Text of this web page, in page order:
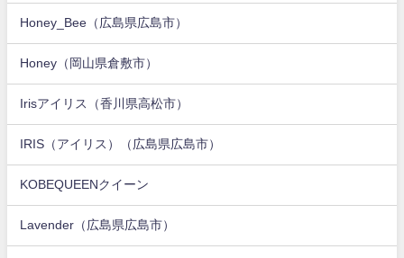
Honey_Bee（広島県広島市）
Honey（岡山県倉敷市）
Irisアイリス（香川県高松市）
IRIS（アイリス）（広島県広島市）
KOBEQUEENクイーン
Lavender（広島県広島市）